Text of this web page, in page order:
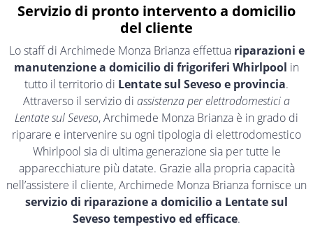
Servizio di pronto intervento a domicilio
del cliente
Lo staff di Archimede Monza Brianza effettua riparazioni e
manutenzione a domicilio di frigoriferi Whirlpool in
tutto il territorio di Lentate sul Seveso e provincia.
Attraverso il servizio di assistenza per elettrodomestici a
Lentate sul Seveso, Archimede Monza Brianza è in grado di
riparare e intervenire su ogni tipologia di elettrodomestico
Whirlpool sia di ultima generazione sia per tutte le
apparecchiature più datate. Grazie alla propria capacità
nell’assistere il cliente, Archimede Monza Brianza fornisce un
servizio di riparazione a domicilio a Lentate sul
Seveso tempestivo ed efficace.